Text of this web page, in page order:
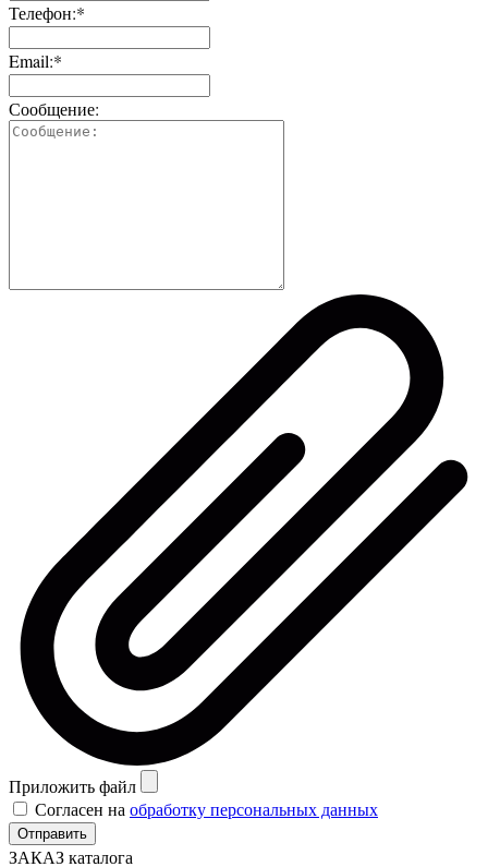
Телефон:*
Email:*
Сообщение:
Приложить файл
Согласен на обработку персональных данных
Отправить
ЗАКАЗ каталога